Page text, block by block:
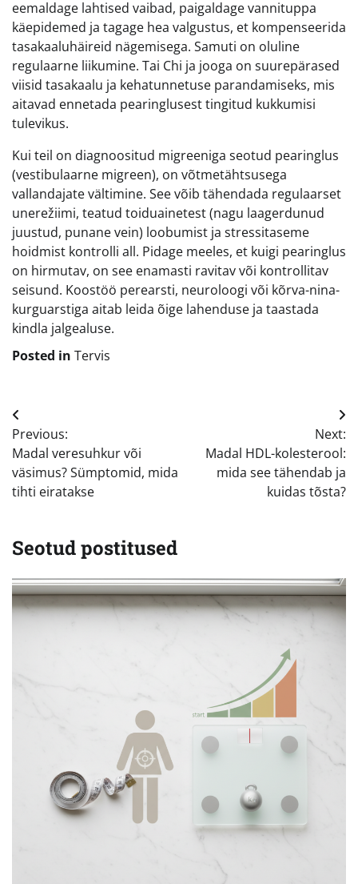
eemaldage lahtised vaibad, paigaldage vannituppa
käepidemed ja tagage hea valgustus, et kompenseerida
tasakaaluhäireid nägemisega. Samuti on oluline
regulaarne liikumine. Tai Chi ja jooga on suurepärased
viisid tasakaalu ja kehatunnetuse parandamiseks, mis
aitavad ennetada pearinglusest tingitud kukkumisi
tulevikus.
Kui teil on diagnoositud migreeniga seotud pearinglus
(vestibulaarne migreen), on võtmetähtsusega
vallandajate vältimine. See võib tähendada regulaarset
unerežiimi, teatud toiduainetest (nagu laagerdunud
juustud, punane vein) loobumist ja stressitaseme
hoidmist kontrolli all. Pidage meeles, et kuigi pearinglus
on hirmutav, on see enamasti ravitav või kontrollitav
seisund. Koostöö perearsti, neuroloogi või kõrva-nina-
kurguarstiga aitab leida õige lahenduse ja taastada
kindla jalgealuse.
Posted in Tervis
Navigeerimine
Previous:
Madal veresuhkur või
väsimus? Sümptomid, mida
tihti eiratakse
Next:
Madal HDL-kolesterool:
mida see tähendab ja
kuidas tõsta?
Seotud postitused